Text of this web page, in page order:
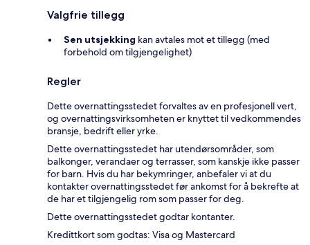
Valgfrie tillegg
Sen utsjekking kan avtales mot et tillegg (med
forbehold om tilgjengelighet)
Regler
Dette overnattingsstedet forvaltes av en profesjonell vert,
og overnattingsvirksomheten er knyttet til vedkommendes
bransje, bedrift eller yrke.
Dette overnattingsstedet har utendørsområder, som
balkonger, verandaer og terrasser, som kanskje ikke passer
for barn. Hvis du har bekymringer, anbefaler vi at du
kontakter overnattingsstedet før ankomst for å bekrefte at
de har et tilgjengelig rom som passer for deg.
Dette overnattingsstedet godtar kontanter.
Kredittkort som godtas: Visa og Mastercard